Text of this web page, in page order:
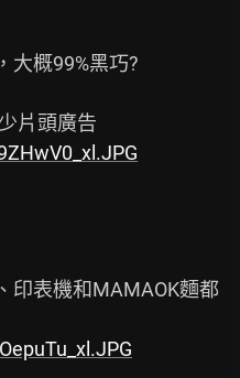
大概99%黑巧?
印表機和MAMAOK麵都